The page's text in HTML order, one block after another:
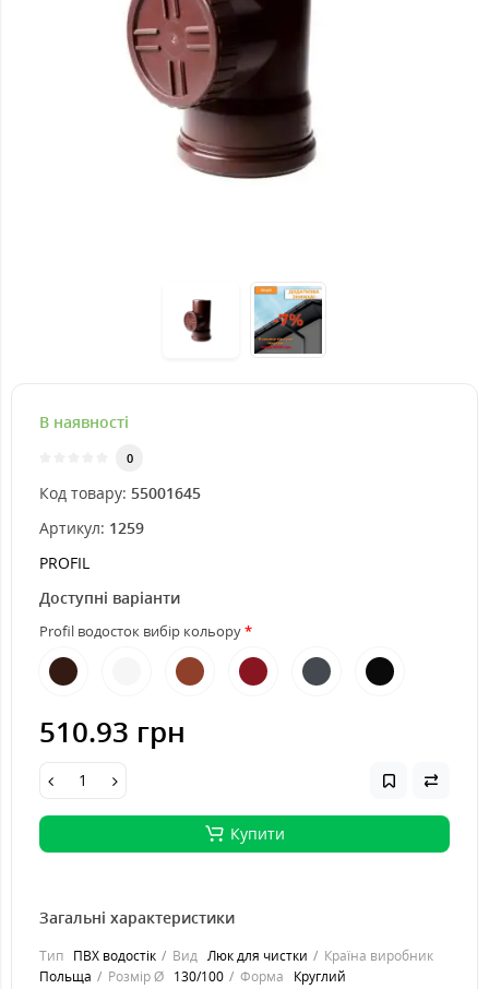
В наявності
0
Код товару: 55001645
Артикул: 1259
PROFIL
Доступні варіанти
Profil водосток вибір кольору
510.93 грн
Купити
Загальні характеристики
Тип ПВХ водостік Вид Люк для чистки
Країна виробник
Польща
Розмір Ø 130/100 Форма Круглий